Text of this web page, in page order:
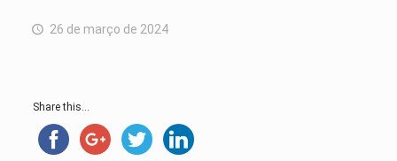
26 de março de 2024
Share this...